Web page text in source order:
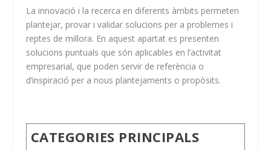
La innovació i la recerca en diferents àmbits permeten
plantejar, provar i validar solucions per a problemes i
reptes de millora. En aquest apartat es presenten
solucions puntuals que són aplicables en l’activitat
empresarial, que poden servir de referència o
d’inspiració per a nous plantejaments o propòsits.
CATEGORIES PRINCIPALS